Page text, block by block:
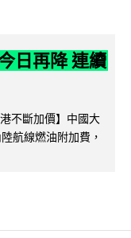
日再降 連續
不斷加價】中國大
航線燃油附加費，